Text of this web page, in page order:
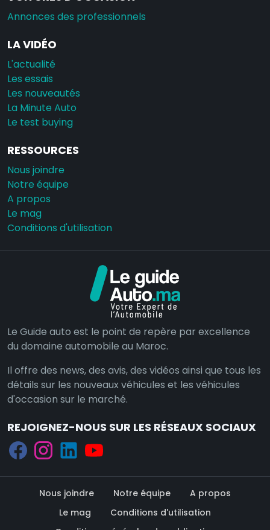
Annonces des professionnels
LA VIDÉO
L'actualité
Les essais
Les nouveautés
La Minute Auto
Le test buying
RESSOURCES
Nous joindre
Notre équipe
A propos
Le mag
Conditions d'utilisation
Le Guide auto est le point de repère par excellence
du domaine automobile au Maroc.
Il offre des news, des avis, des vidéos ainsi que tous les
détails sur les nouveaux véhicules et les véhicules
d'occasion sur le marché.
REJOIGNEZ-NOUS SUR LES RÉSEAUX SOCIAUX
Nous joindre Notre équipe
A propos
Le mag
Conditions d'utilisation